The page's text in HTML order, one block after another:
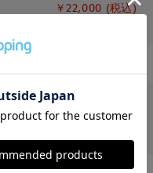
￥22,000 (税込)
￥22,000 (税込)